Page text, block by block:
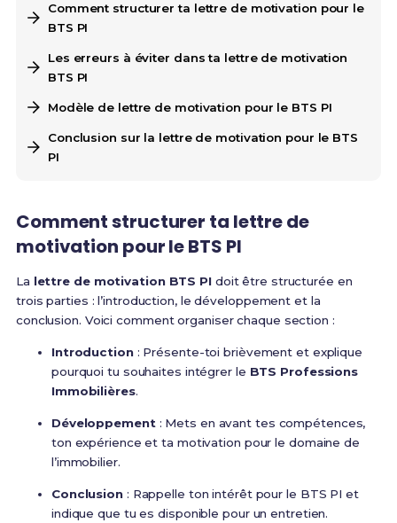
Comment structurer ta lettre de motivation pour le
BTS PI
Les erreurs à éviter dans ta lettre de motivation
BTS PI
Modèle de lettre de motivation pour le BTS PI
Conclusion sur la lettre de motivation pour le BTS
PI
Comment structurer ta lettre de
motivation pour le BTS PI
La lettre de motivation BTS PIdoit être structurée en
trois parties : l’introduction, le développement et la
conclusion. Voici comment organiser chaque section :
Introduction: Présente-toi brièvement et explique
pourquoi tu souhaites intégrer le BTS Professions
Immobilières.
Développement: Mets en avant tes compétences,
ton expérience et ta motivation pour le domaine de
l’immobilier.
Conclusion: Rappelle ton intérêt pour le BTS PI et
indique que tu es disponible pour un entretien.